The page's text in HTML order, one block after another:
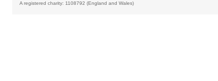
A registered charity: 1108792 (England and Wales)